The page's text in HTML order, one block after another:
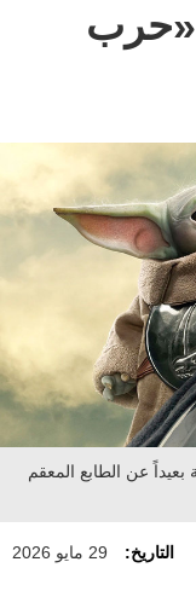
«حرب
عن الطابع المعقم
التاريخ: 29 مايو 2026